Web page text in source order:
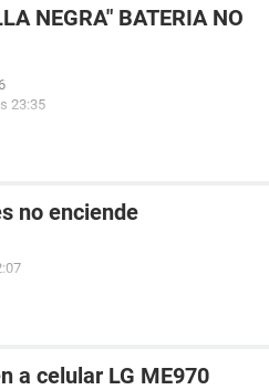
NEGRA" BATERIA NO
23:35
no enciende
a celular LG ME970